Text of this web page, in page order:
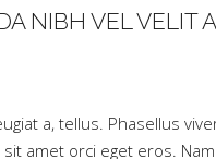
NIBH VEL VELIT
a, tellus. Phasellus
amet orci eget eros.